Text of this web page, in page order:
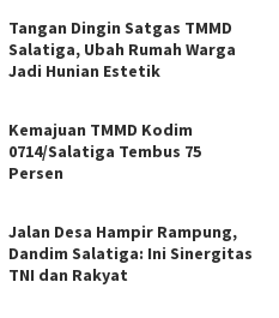
Tangan Dingin Satgas TMMD
Salatiga, Ubah Rumah Warga
Jadi Hunian Estetik
Kemajuan TMMD Kodim
0714/Salatiga Tembus 75
Persen
Jalan Desa Hampir Rampung,
Dandim Salatiga: Ini Sinergitas
TNI dan Rakyat